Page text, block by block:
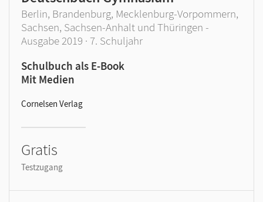
Berlin, Brandenburg, Mecklenburg-Vorpommern,
Sachsen, Sachsen-Anhalt und Thüringen -
Ausgabe 2019 · 7. Schuljahr
Schulbuch als E-Book
Mit Medien
Cornelsen Verlag
Gratis
Testzugang